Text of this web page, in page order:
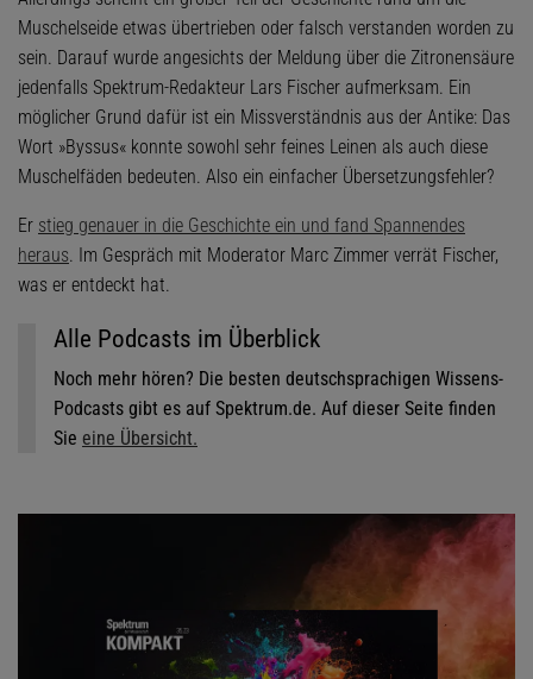
Muschelseide etwas übertrieben oder falsch verstanden worden zu
sein. Darauf wurde angesichts der Meldung über die Zitronensäure
jedenfalls Spektrum-Redakteur Lars Fischer aufmerksam. Ein
möglicher Grund dafür ist ein Missverständnis aus der Antike: Das
Wort »Byssus« konnte sowohl sehr feines Leinen als auch diese
Muschelfäden bedeuten. Also ein einfacher Übersetzungsfehler?
Er stieg genauer in die Geschichte ein und fand Spannendes
heraus. Im Gespräch mit Moderator Marc Zimmer verrät Fischer,
was er entdeckt hat.
Alle Podcasts im Überblick
Noch mehr hören? Die besten deutschsprachigen Wissens-
Podcasts gibt es auf Spektrum.de. Auf dieser Seite finden
Sie eine Übersicht.